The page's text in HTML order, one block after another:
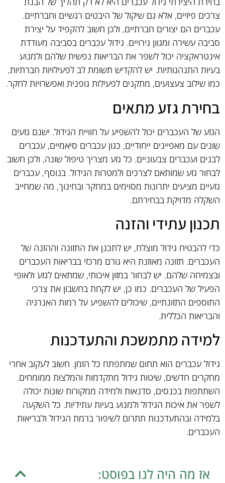
צרכים פיזיים, אלא גם שיקול של היבטים רגשיים וחברתיים.
עכברים הם יצורים חברתיים, ולכן חשוב להקפיד על יצירת
סביבה עשירה ומגוון גירויים. גידול עכברים בסביבה מעודדת
אינטראקציה יכול לשפר את הבריאות נפשית שלהם ולמנוע
בעיות התנהגותיות. יש להקדיש תשומת לב לפעילויות חברתיות,
כמו שילוב צעצועים, מתקנים לפעילות גופנית ואפשרויות לחקר.
בחירת גזע מתאים
הגזע של העכברים יכול להשפיע על חוויית הגידול. ישנם גזעים
שונים עם מאפיינים ייחודיים, כגון עכברים סיאמיים, עכברים
לבנים ועכברים צבעוניים. כל גזע מצריך טיפול שונה, ולכן חשוב
לבחור גזע שמותאם לצרכים ולמטרות הגידול. בנוסף, עכברים
גזעיים מציעים יתרונות מסוימים במחקר ובחינוך, מה שמחייב
השקלה מדויקת בבחירתם.
תכנון עתידי והזנה
כדי להבטיח גידול מוצלח, יש לתכנן את התזונה וההזנה של
העכברים. תזונה מאוזנת היא גורם מרכזי בבריאות העכברים
ובצמיחה שלהם. יש לבחור במזון איכותי, שמתאים לגזע ולאופי
הפעיל של העכברים. כמו כן, יש לקחת בחשבון את צרכי
התוספים התזונתיים, שיכולים להשפיע על רמות האנרגיה
והבריאות הכללית.
למידה מתמשכת והתעדכנות
גידול עכברים הוא תחום שמתפתח כל הזמן. חשוב לעקוב אחרי
מחקרים חדשים, שיטות גידול מתקדמות והמלצות ממומחים.
השתתפות בכנסים, סדנאות ולמידה ממקורות שונות יכולה
לשפר את איכות הגידול ולמנוע בעיות עתידיות. כל השקעה
בלמידה ובהתעדכנות תתרום לשיפור ברמת הגידול ולבריאות
העכברים.
אז מה היה לנו בפוסט: